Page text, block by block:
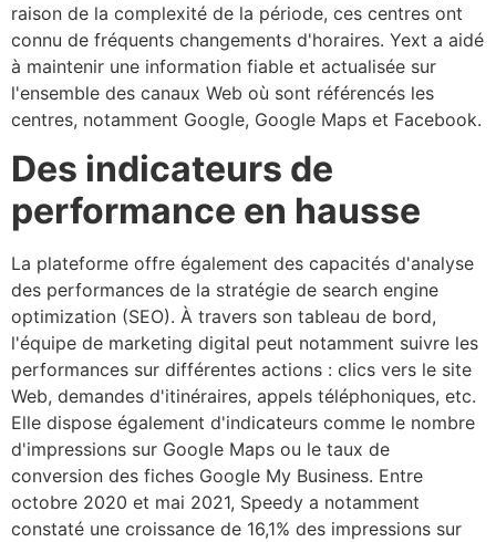
raison de la complexité de la période, ces centres ont
connu de fréquents changements d'horaires. Yext a aidé
à maintenir une information fiable et actualisée sur
l'ensemble des canaux Web où sont référencés les
centres, notamment Google, Google Maps et Facebook.
Des indicateurs de
performance en hausse
La plateforme offre également des capacités d'analyse
des performances de la stratégie de search engine
optimization (SEO). À travers son tableau de bord,
l'équipe de marketing digital peut notamment suivre les
performances sur différentes actions : clics vers le site
Web, demandes d'itinéraires, appels téléphoniques, etc.
Elle dispose également d'indicateurs comme le nombre
d'impressions sur Google Maps ou le taux de
conversion des fiches Google My Business. Entre
octobre 2020 et mai 2021, Speedy a notamment
constaté une croissance de 16,1% des impressions sur